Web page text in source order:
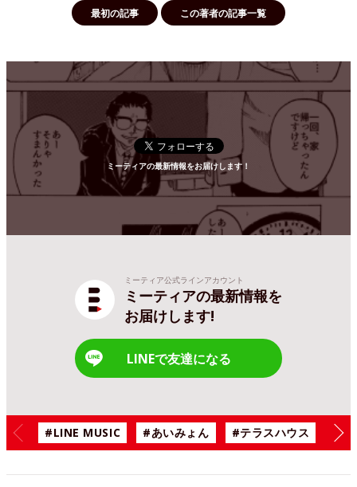
最初の記事 この著者の記事一覧
ミーティアの最新情報をお届けします！
ミーティア公式ラインアカウント
ミーティアの最新情報を
お届けします!
LINEで友達になる
#LINE MUSIC #あいみょん #テラスハウス #漫